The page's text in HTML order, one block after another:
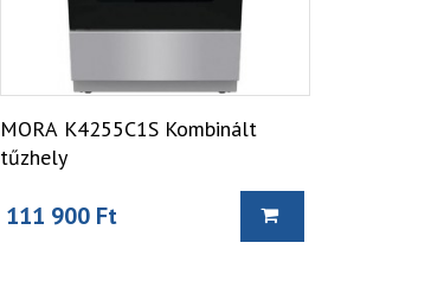
MORA K4255C1S Kombinált
tűzhely
111 900 Ft